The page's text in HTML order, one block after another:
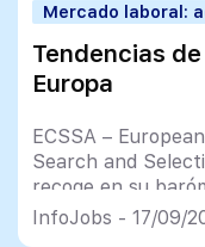
Mercado laboral:
Tendencias
Europa
ECSSA –
Search and
recoge en su
del volumen
InfoJobs - 17/09/